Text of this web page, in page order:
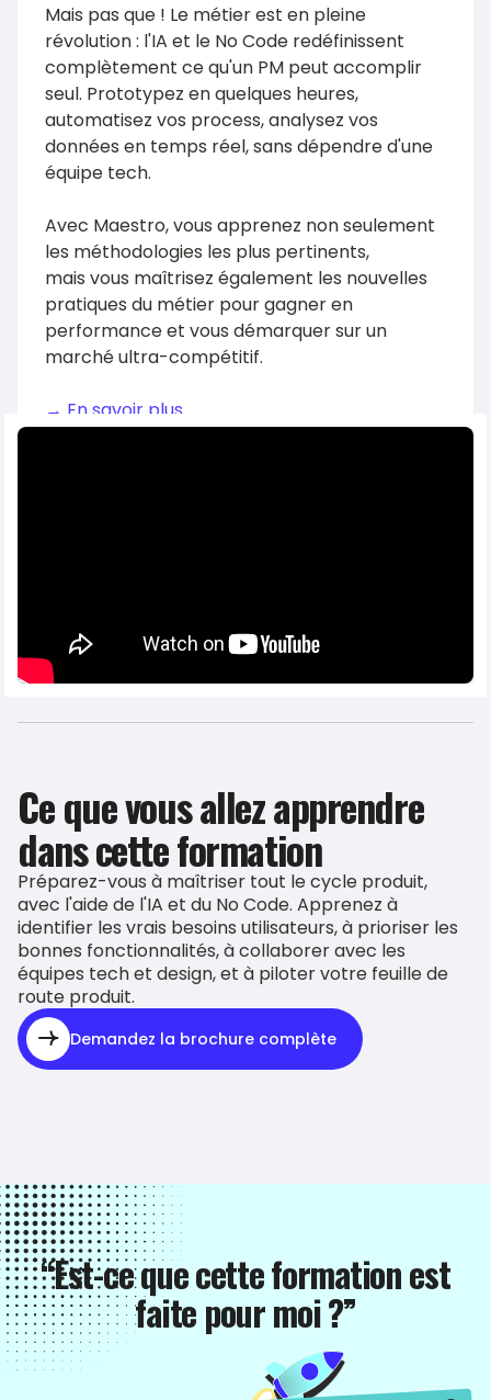
Mais pas que ! Le métier est en pleine
révolution : l'IA et le No Code redéfinissent
complètement ce qu'un PM peut accomplir
seul. Prototypez en quelques heures,
automatisez vos process, analysez vos
données en temps réel, sans dépendre d'une
équipe tech.
Avec Maestro, vous apprenez non seulement
les méthodologies les plus pertinents,
mais vous maîtrisez également les nouvelles
pratiques du métier pour gagner en
performance et vous démarquer sur un
marché ultra-compétitif.
→ En savoir plus
Ce que vous allez apprendre
dans cette formation
Préparez-vous à maîtriser tout le cycle produit,
avec l'aide de l'IA et du No Code. Apprenez à
identifier les vrais besoins utilisateurs, à prioriser les
bonnes fonctionnalités, à collaborer avec les
équipes tech et design, et à piloter votre feuille de
route produit.
Demandez la brochure complète
“Est-ce que cette formation est
faite pour moi ?”